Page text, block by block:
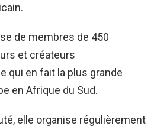
de membres de 450
et créateurs
qui en fait la plus grande
en Afrique du Sud.
elle organise régulièrement